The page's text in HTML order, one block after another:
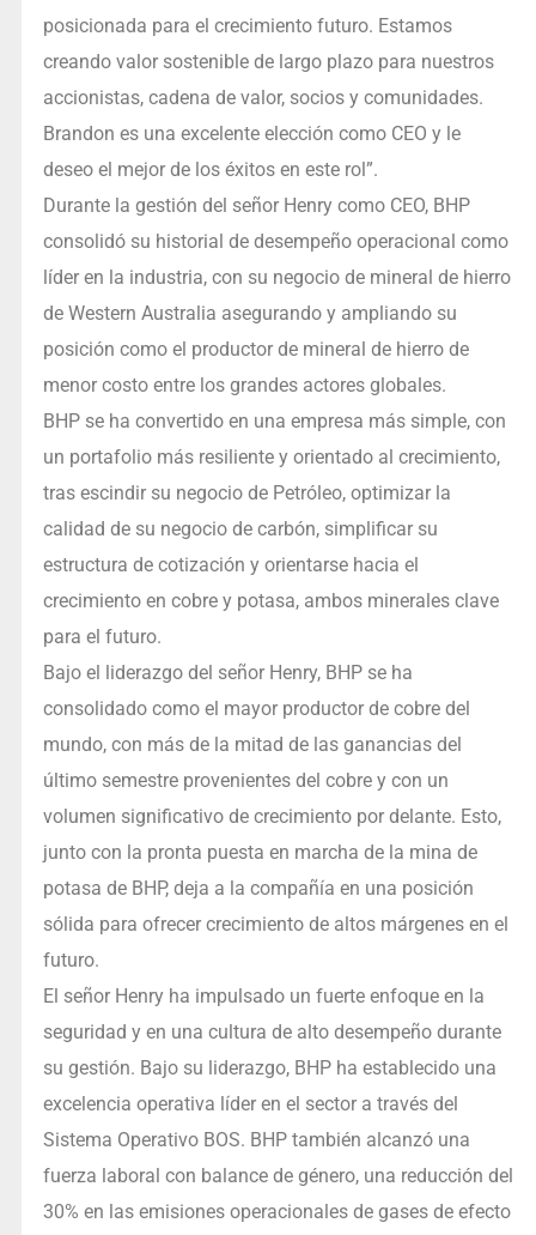
posicionada para el crecimiento futuro. Estamos
creando valor sostenible de largo plazo para nuestros
accionistas, cadena de valor, socios y comunidades.
Brandon es una excelente elección como CEO y le
deseo el mejor de los éxitos en este rol”.
Durante la gestión del señor Henry como CEO, BHP
consolidó su historial de desempeño operacional como
líder en la industria, con su negocio de mineral de hierro
de Western Australia asegurando y ampliando su
posición como el productor de mineral de hierro de
menor costo entre los grandes actores globales.
BHP se ha convertido en una empresa más simple, con
un portafolio más resiliente y orientado al crecimiento,
tras escindir su negocio de Petróleo, optimizar la
calidad de su negocio de carbón, simplificar su
estructura de cotización y orientarse hacia el
crecimiento en cobre y potasa, ambos minerales clave
para el futuro.
Bajo el liderazgo del señor Henry, BHP se ha
consolidado como el mayor productor de cobre del
mundo, con más de la mitad de las ganancias del
último semestre provenientes del cobre y con un
volumen significativo de crecimiento por delante. Esto,
junto con la pronta puesta en marcha de la mina de
potasa de BHP, deja a la compañía en una posición
sólida para ofrecer crecimiento de altos márgenes en el
futuro.
El señor Henry ha impulsado un fuerte enfoque en la
seguridad y en una cultura de alto desempeño durante
su gestión. Bajo su liderazgo, BHP ha establecido una
excelencia operativa líder en el sector a través del
Sistema Operativo BOS. BHP también alcanzó una
fuerza laboral con balance de género, una reducción del
30% en las emisiones operacionales de gases de efecto